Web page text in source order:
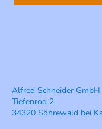
Alfred Schneider GmbH
Tiefenrod 2
34320 Söhrewald bei